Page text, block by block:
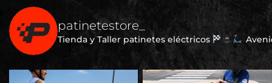
patinetestore_
Tienda y Taller patinetes eléctricos